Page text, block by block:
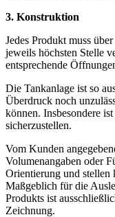
3. Konstruktion
Jedes Produkt muss
jeweils höchsten Stelle
entsprechende
Die Tankanlage ist so
Überdruck noch
können. Insbesondere
sicherzustellen.
Vom Kunden
Volumenangaben oder
Orientierung und stellen
Maßgeblich für die
Produkts ist
Zeichnung.